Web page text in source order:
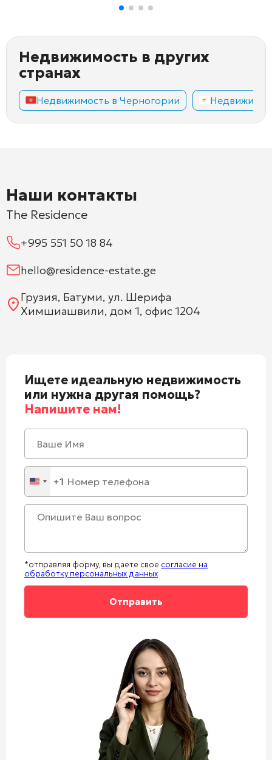
Недвижимость в других
странах
Недвижимость в Черногории
Наши контакты
The Residence
+995 551 50 18 84
hello@residence-estate.ge
Грузия, Батуми, ул. Шерифа
Химшиашвили, дом 1, офис 1204
Ищете идеальную недвижимость
или нужна другая помощь?
Напишите нам!
United
States
+1
+1
*отправляя форму, вы даете свое согласие на
обработку персональных данных